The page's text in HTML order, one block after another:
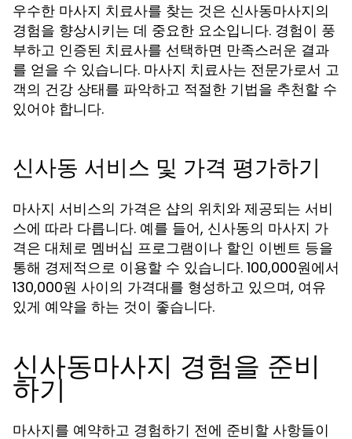
우수한 마사지 치료사를 찾는 것은 신사동마사지의
경험을 향상시키는 데 중요한 요소입니다. 경험이 풍
부하고 인증된 치료사를 선택하면 만족스러운 결과
를 얻을 수 있습니다. 마사지 치료사는 전문가로서 고
객의 건강 상태를 파악하고 적절한 기법을 추천할 수
있어야 합니다.
신사동 서비스 및 가격 평가하기
마사지 서비스의 가격은 샵의 위치와 제공되는 서비
스에 따라 다릅니다. 예를 들어, 신사동의 마사지 가
격은 대체로 멤버십 프로그램이나 할인 이벤트 등을
통해 경제적으로 이용할 수 있습니다. 100,000원에서
130,000원 사이의 가격대를 형성하고 있으며, 여유
있게 예약을 하는 것이 좋습니다.
신사동마사지 경험을 준비
하기
마사지를 예약하고 경험하기 전에 준비할 사항들이